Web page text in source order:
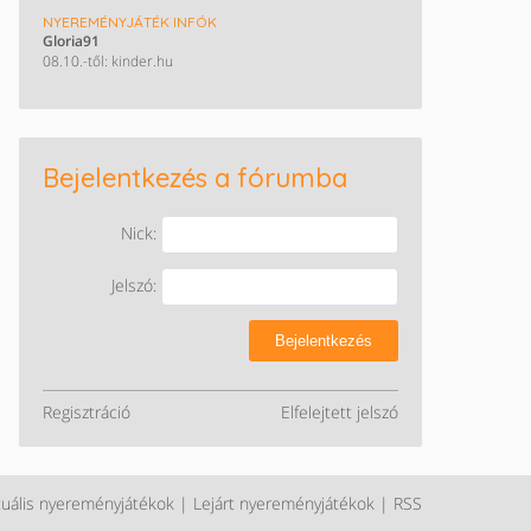
NYEREMÉNYJÁTÉK INFÓK
Gloria91
08.10.-től: kinder.hu
Bejelentkezés a fórumba
Nick:
Jelszó:
Bejelentkezés
Regisztráció Elfelejtett jelszó
nyereményjátékok | Lejárt nyereményjátékok | RSS